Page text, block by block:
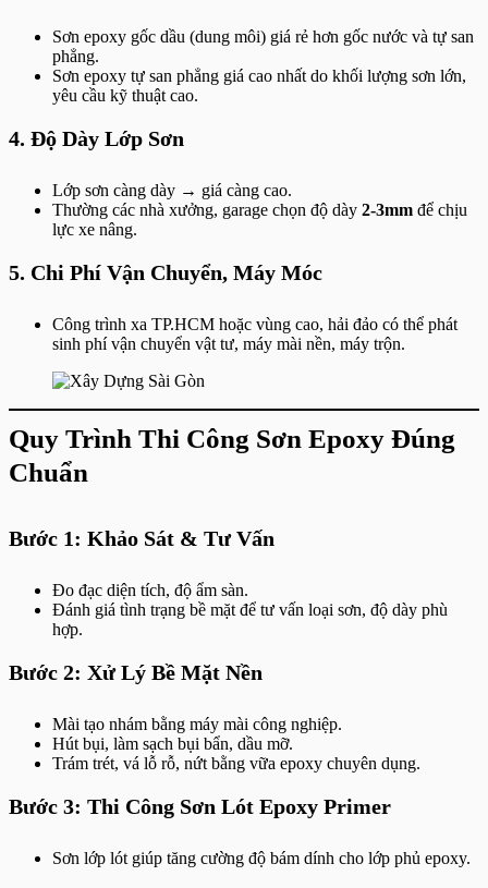
Sơn epoxy gốc dầu (dung môi) giá rẻ hơn gốc nước và tự san
phẳng.
Sơn epoxy tự san phẳng giá cao nhất do khối lượng sơn lớn,
yêu cầu kỹ thuật cao.
4. Độ Dày Lớp Sơn
Lớp sơn càng dày → giá càng cao.
Thường các nhà xưởng, garage chọn độ dày 2-3mm để chịu
lực xe nâng.
5. Chi Phí Vận Chuyển, Máy Móc
Công trình xa TP.HCM hoặc vùng cao, hải đảo có thể phát
sinh phí vận chuyển vật tư, máy mài nền, máy trộn.
Quy Trình Thi Công Sơn Epoxy Đúng
Chuẩn
Bước 1: Khảo Sát & Tư Vấn
Đo đạc diện tích, độ ẩm sàn.
Đánh giá tình trạng bề mặt để tư vấn loại sơn, độ dày phù
hợp.
Bước 2: Xử Lý Bề Mặt Nền
Mài tạo nhám bằng máy mài công nghiệp.
Hút bụi, làm sạch bụi bẩn, dầu mỡ.
Trám trét, vá lỗ rỗ, nứt bằng vữa epoxy chuyên dụng.
Bước 3: Thi Công Sơn Lót Epoxy Primer
Sơn lớp lót giúp tăng cường độ bám dính cho lớp phủ epoxy.